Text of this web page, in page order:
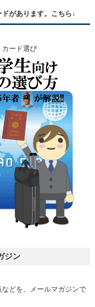
があります。こちら↓
カード選び
ジン
どを、メールマガジンで